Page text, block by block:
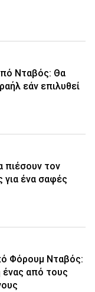
Νταβός: Θα
εάν επιλυθεί
πιέσουν τον
για ένα σαφές
Φόρουμ Νταβός:
από τους